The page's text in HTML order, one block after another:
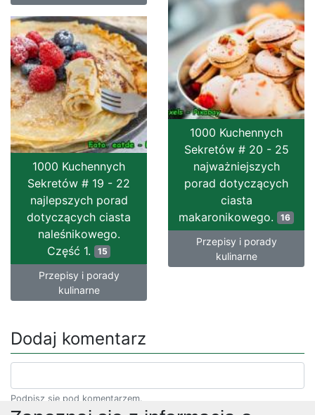
1000 Kuchennych
Sekretów # 20 - 25
najważniejszych
porad dotyczących
ciasta
makaronikowego. 16
Przepisy i porady
kulinarne
1000 Kuchennych
Sekretów # 19 - 22
najlepszych porad
dotyczących ciasta
naleśnikowego.
Część 1.
15
Przepisy i porady
kulinarne
Dodaj komentarz
Podpisz się pod komentarzem.